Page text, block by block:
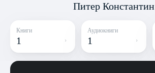
Питер Константин
Книги
1
Аудиокниги
1